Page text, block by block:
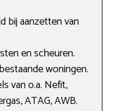
bij aanzetten van
en scheuren.
woningen.
van o.a. Nefit,
ATAG, AWB.